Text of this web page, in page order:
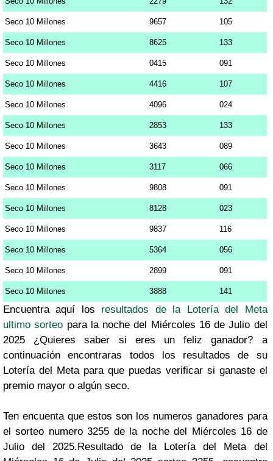
Seco 10 Millones 9657 105
Seco 10 Millones 8625 133
Seco 10 Millones 0415 091
Seco 10 Millones 4416 107
Seco 10 Millones 4096 024
Seco 10 Millones 2853 133
Seco 10 Millones 3643 089
Seco 10 Millones 3117 066
Seco 10 Millones 9808 091
Seco 10 Millones 8128 023
Seco 10 Millones 9837 116
Seco 10 Millones 5364 056
Seco 10 Millones 2899 091
Seco 10 Millones 3888 141
Encuentra aquí los resultados de la Lotería del Meta
ultimo sorteo para la noche del Miércoles 16 de Julio del
2025 ¿Quieres saber si eres un feliz ganador? a
continuación encontraras todos los resultados de su
Lotería del Meta para que puedas verificar si ganaste el
premio mayor o algún seco.
Ten encuenta que estos son los numeros ganadores para
el sorteo numero 3255 de la noche del Miércoles 16 de
Julio del 2025.Resultado de la Lotería del Meta del